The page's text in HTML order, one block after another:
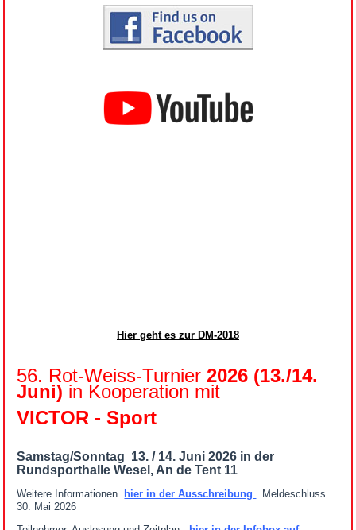
Hier geht es zur DM-2018
56. Rot-Weiss-Turnier2026 (13./14.
Juni) in Kooperation mit
VICTOR - Sport
Samstag/Sonntag 13. / 14. Juni 2026 in der
Rundsporthalle Wesel, An de Tent 11
Weitere Informationen hier in der Ausschreibung
Meldeschluss
30. Mai 2026